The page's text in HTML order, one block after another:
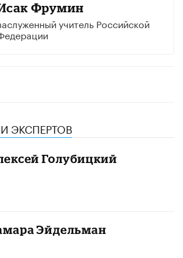
Фрумин
учитель Российской
ЭКСПЕРТОВ
Голубицкий
Эйдельман